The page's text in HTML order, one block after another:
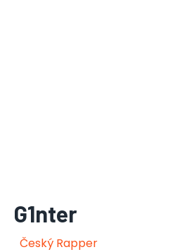
G1nter
Český Rapper